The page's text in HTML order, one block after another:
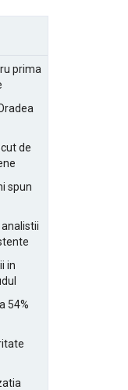
prima
de
spun
analistii
in
54%